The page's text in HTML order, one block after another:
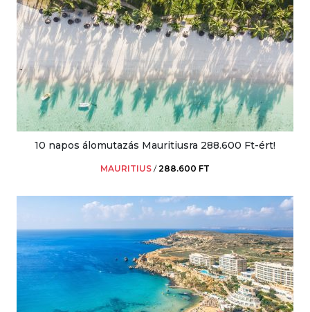
10 napos álomutazás Mauritiusra 288.600 Ft-ért!
MAURITIUS /288.600 FT